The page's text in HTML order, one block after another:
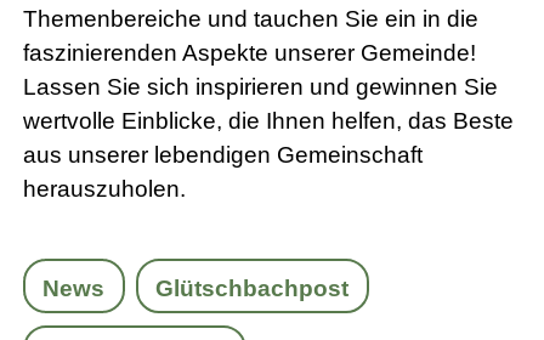
Themenbereiche und tauchen Sie ein in die
faszinierenden Aspekte unserer Gemeinde!
Lassen Sie sich inspirieren und gewinnen Sie
wertvolle Einblicke, die Ihnen helfen, das Beste
aus unserer lebendigen Gemeinschaft
herauszuholen.
News Glütschbachpost